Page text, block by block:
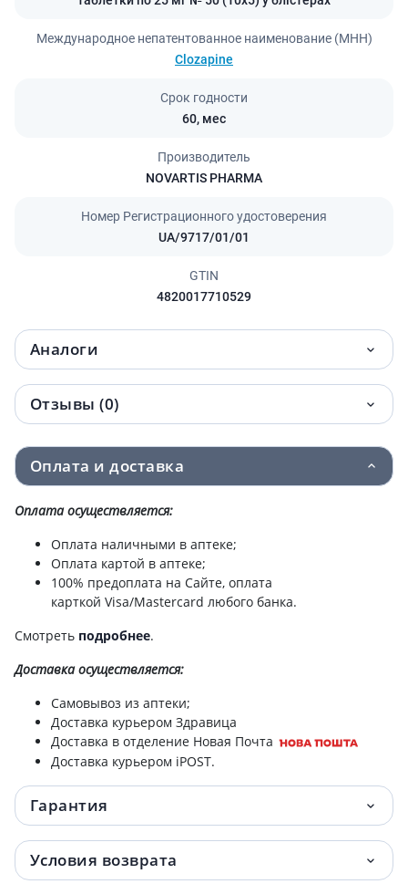
Международное непатентованное наименование (МНН)
Clozapine
Срок годности
60, мес
Производитель
NOVARTIS PHARMA
Номер Регистрационного удостоверения
UA/9717/01/01
GTIN
4820017710529
Аналоги
Отзывы (0)
Оплата и доставка
Оплата осуществляется:
Оплата наличными в аптеке;
Оплата картой в аптеке;
100% предоплата на Сайте, оплата
карткой Visa/Mastercard любого банка.
Смотреть подробнее.
Доставкаосуществляется:
Самовывоз из аптеки;
Доставка курьером Здравица
Доставка в отделение Новая Почта
Доставка курьером iPOST.
Гарантия
Условия возврата